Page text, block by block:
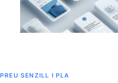
PREU SENZILL I PLA